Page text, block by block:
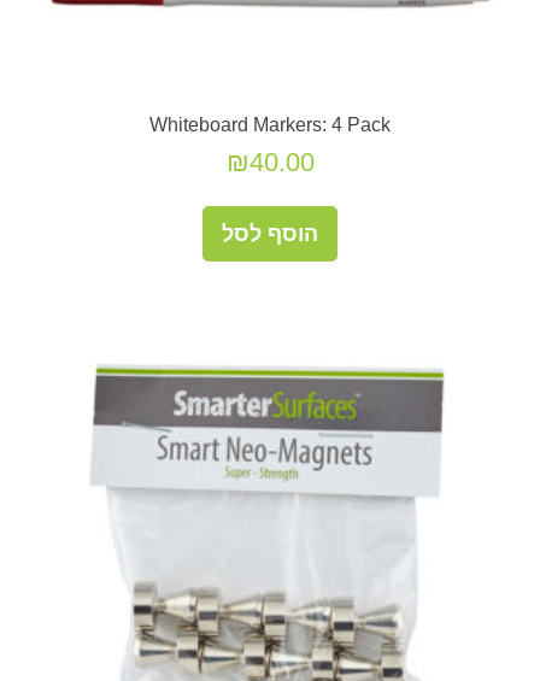
Whiteboard Markers: 4 Pack
₪40.00
הוסף לסל